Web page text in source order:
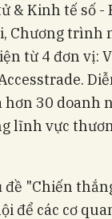
& Kinh tế số -
Chương trình
từ 4 đơn vị:
hơn 30 doanh
lĩnh vực
đề "Chiến
để các cơ